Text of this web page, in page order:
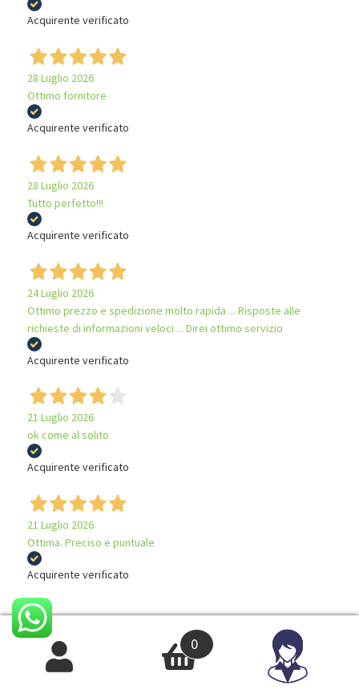
Acquirente verificato
28 Luglio 2026
Ottimo fornitore
Acquirente verificato
28 Luglio 2026
Tutto perfetto!!!
Acquirente verificato
24 Luglio 2026
Ottimo prezzo e spedizione molto rapida ... Risposte alle
richieste di informazioni veloci ... Direi ottimo servizio
Acquirente verificato
21 Luglio 2026
ok come al solito
Acquirente verificato
21 Luglio 2026
Ottima. Preciso e puntuale
Acquirente verificato
0